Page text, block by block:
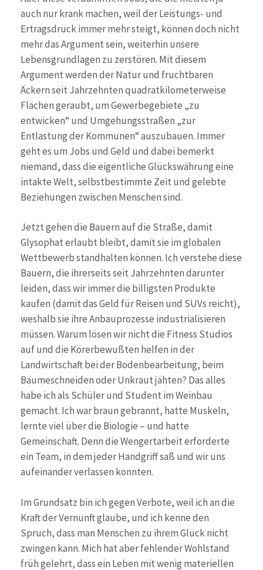
auch nur krank machen, weil der Leistungs- und
Ertragsdruck immer mehr steigt, können doch nicht
mehr das Argument sein, weiterhin unsere
Lebensgrundlagen zu zerstören. Mit diesem
Argument werden der Natur und fruchtbaren
Äckern seit Jahrzehnten quadratkilometerweise
Flächen geraubt, um Gewerbegebiete „zu
entwicken“ und Umgehungsstraßen „zur
Entlastung der Kommunen“ auszubauen. Immer
geht es um Jobs und Geld und dabei bemerkt
niemand, dass die eigentliche Glückswährung eine
intakte Welt, selbstbestimmte Zeit und gelebte
Beziehungen zwischen Menschen sind.
Jetzt gehen die Bauern auf die Straße, damit
Glysophat erlaubt bleibt, damit sie im globalen
Wettbewerb standhalten können. Ich verstehe diese
Bauern, die ihrerseits seit Jahrzehnten darunter
leiden, dass wir immer die billigsten Produkte
kaufen (damit das Geld für Reisen und SUVs reicht),
weshalb sie ihre Anbauprozesse industrialisieren
müssen. Warum lösen wir nicht die Fitness Studios
auf und die Körerbewußten helfen in der
Landwirtschaft bei der Bodenbearbeitung, beim
Bäumeschneiden oder Unkraut jähten? Das alles
habe ich als Schüler und Student im Weinbau
gemacht. Ich war braun gebrannt, hatte Muskeln,
lernte viel über die Biologie – und hatte
Gemeinschaft. Denn die Wengertarbeit erforderte
ein Team, in dem jeder Handgriff saß und wir uns
aufeinander verlassen konnten.
Im Grundsatz bin ich gegen Verbote, weil ich an die
Kraft der Vernunft glaube, und ich kenne den
Spruch, dass man Menschen zu ihrem Glück nicht
zwingen kann. Mich hat aber fehlender Wohlstand
früh gelehrt, dass ein Leben mit wenig materiellen